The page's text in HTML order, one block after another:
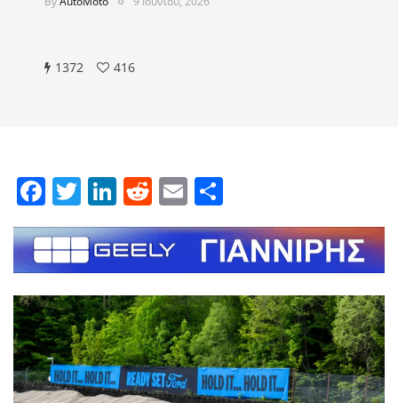
1372 416
Facebook
Twitter
LinkedIn
Reddit
Email